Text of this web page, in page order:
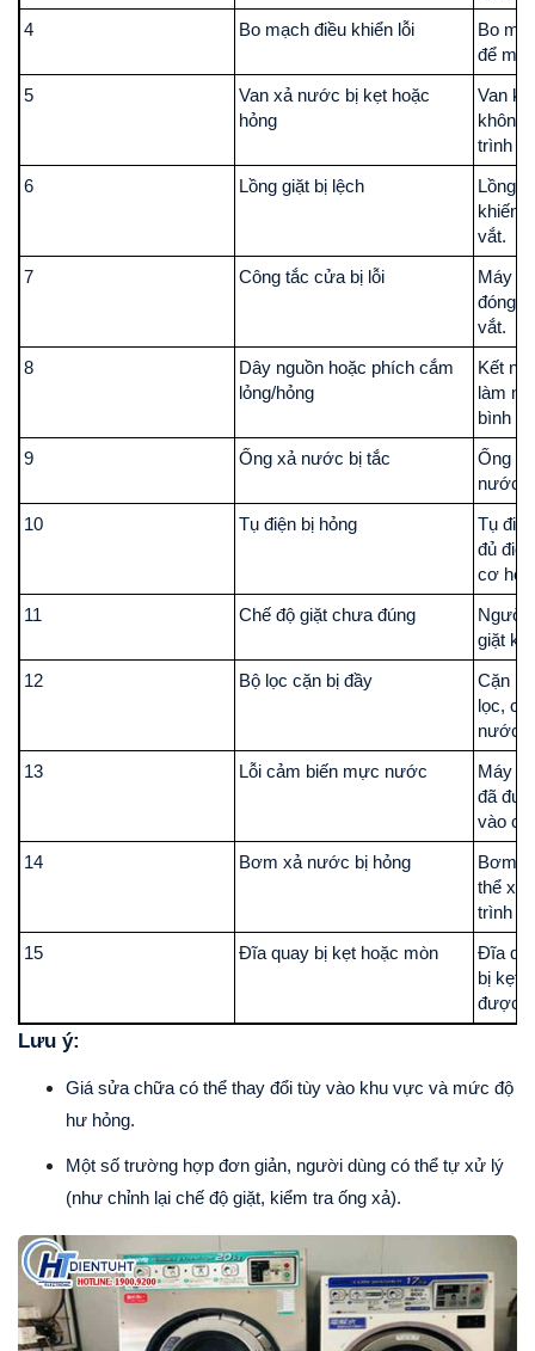
4 Bo mạch điều khiển lỗi
Bo
để
5
Van xả nước bị kẹt hoặc
hỏng
Van
không
trình
6 Lồng giặt bị lệch
Lồng
khiến
vắt.
7 Công tắc cửa bị lỗi
Máy
đóng,
vắt.
8
Dây nguồn hoặc phích cắm
lỏng/hỏng
Kết
làm
bình
9 Ống xả nước bị tắc
Ống bị
nước
10 Tụ điện bị hỏng
Tụ
đủ
cơ
11 Chế độ giặt chưa đúng
Người
giặt
12 Bộ lọc cặn bị đầy
Cặn
lọc,
nước
13 Lỗi cảm biến mực nước
Máy
đã
vào
14 Bơm xả nước bị hỏng
Bơm
thể xả
trình
15 Đĩa quay bị kẹt hoặc mòn
Đĩa
bị kẹt
được.
Lưu ý:
Giá sửa chữa có thể thay đổi tùy vào khu vực và mức độ
hư hỏng.
Một số trường hợp đơn giản, người dùng có thể tự xử lý
(như chỉnh lại chế độ giặt, kiểm tra ống xả).